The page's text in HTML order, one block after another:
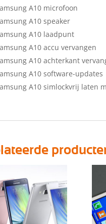
A10 microfoon
A10 speaker
A10 laadpunt
A10 accu vervangen
A10 achterkant
A10 software-updates
A10 simlockvrij laten